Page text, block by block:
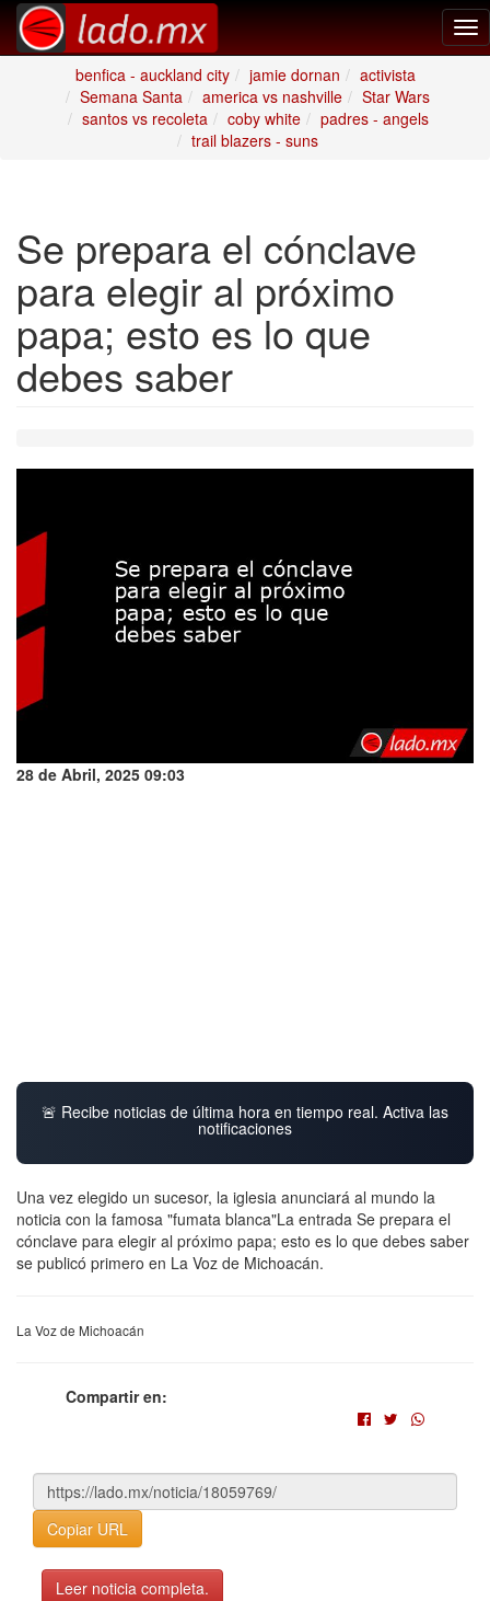
benfica - auckland city
jamie dornan
activista
Semana Santa
america vs nashville
Star Wars
santos vs recoleta
coby white
padres - angels
trail blazers - suns
Se prepara el cónclave
para elegir al próximo
papa; esto es lo que
debes saber
28 de Abril, 2025 09:03
🚨 Recibe noticias de última hora en tiempo real. Activa las
notificaciones
Una vez elegido un sucesor, la iglesia anunciará al mundo la
noticia con la famosa "fumata blanca"La entrada Se prepara el
cónclave para elegir al próximo papa; esto es lo que debes saber
se publicó primero en La Voz de Michoacán.
La Voz de Michoacán
Compartir en:
Copiar URL
Leer noticia completa.